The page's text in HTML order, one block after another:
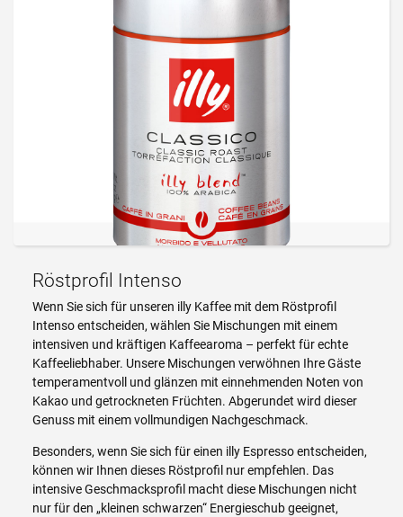
Röstprofil Intenso
Wenn Sie sich für unseren illy Kaffee mit dem Röstprofil
Intenso entscheiden, wählen Sie Mischungen mit einem
intensiven und kräftigen Kaffeearoma – perfekt für echte
Kaffeeliebhaber. Unsere Mischungen verwöhnen Ihre Gäste
temperamentvoll und glänzen mit einnehmenden Noten von
Kakao und getrockneten Früchten. Abgerundet wird dieser
Genuss mit einem vollmundigen Nachgeschmack.
Besonders, wenn Sie sich für einen illy Espresso entscheiden,
können wir Ihnen dieses Röstprofil nur empfehlen. Das
intensive Geschmacksprofil macht diese Mischungen nicht
nur für den „kleinen schwarzen“ Energieschub geeignet,